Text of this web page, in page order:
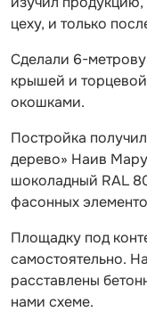
цеху, и только
Сделали 6-
крышей и
окошками.
Постройка
дерево» Наив
шоколадный RAL
фасонных
Площадку под
самостоятельно.
расставлены
нами схеме.